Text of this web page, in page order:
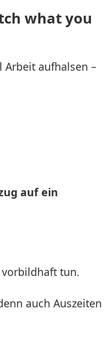
what you
Arbeit aufhalsen –
auf ein
tun.
auch Auszeiten